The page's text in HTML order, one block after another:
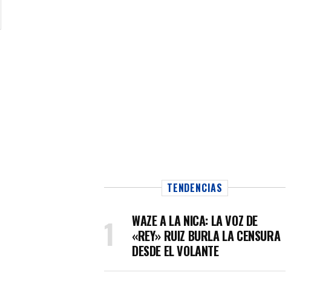
TENDENCIAS
WAZE A LA NICA: LA VOZ DE
«REY» RUIZ BURLA LA CENSURA
DESDE EL VOLANTE